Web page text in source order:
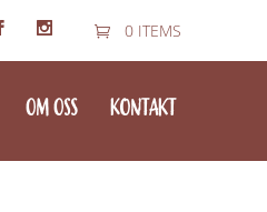
0 ITEMS
OM OSS KONTAKT